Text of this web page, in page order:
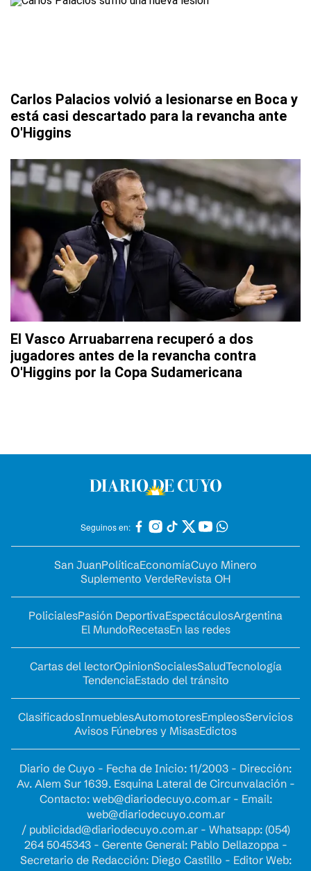
Carlos Palacios volvió a lesionarse en Boca y
está casi descartado para la revancha ante
O'Higgins
El Vasco Arruabarrena recuperó a dos
jugadores antes de la revancha contra
O'Higgins por la Copa Sudamericana
Seguinos en:
San JuanPolíticaEconomíaCuyo Minero
Suplemento VerdeRevista OH
PolicialesPasión DeportivaEspectáculosArgentina
El MundoRecetasEn las redes
Cartas del lectorOpinionSocialesSaludTecnología
TendenciaEstado del tránsito
ClasificadosInmueblesAutomotoresEmpleosServicios
Avisos Fúnebres y MisasEdictos
Diario de Cuyo - Fecha de Inicio: 11/2003 - Dirección:
Av. Alem Sur 1639. Esquina Lateral de Circunvalación -
Contacto: web@diariodecuyo.com.ar- Email:
web@diariodecuyo.com.ar
/ publicidad@diariodecuyo.com.ar- Whatsapp: (054)
264 5045343 - Gerente General: Pablo Dellazoppa -
Secretario de Redacción: Diego Castillo - Editor Web: